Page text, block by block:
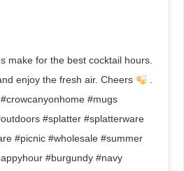
make for the best cocktail hours.
enjoy the fresh air. Cheers
.
#mugs
#splatter #splatterware
#picnic #wholesale #summer
#burgundy #navy